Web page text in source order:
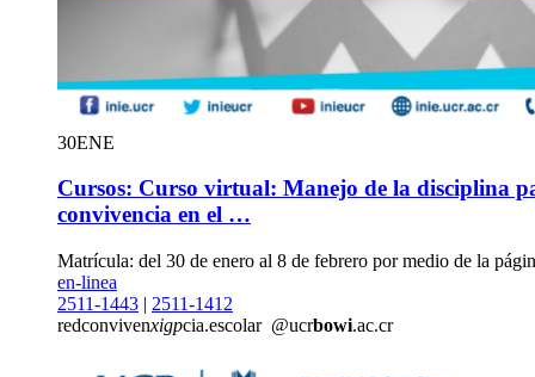
30ENE
Cursos: Curso virtual: Manejo de la disciplina
convivencia en el …
Matrícula: del 30 de enero al 8 de febrero por medio de la
en-linea
2511-1443 | 2511-1412
redconvivenxigpcia.escolar @ucrbowi.ac.cr